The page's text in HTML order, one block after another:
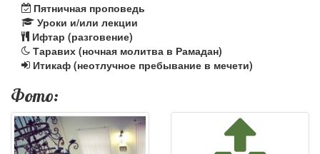
Пятничная проповедь
Уроки и/или лекции
Ифтар (разговение)
Таравих (ночная молитва в Рамадан)
Итикаф (неотлучное пребывание в мечети)
Фото: